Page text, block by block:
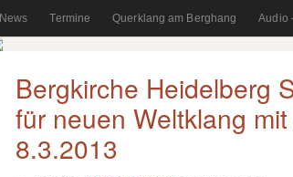
News Termine Querklang am Berghang Audio
Bergkirche Heidelberg
für neuen Weltklang
8.3.2013